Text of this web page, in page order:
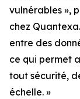
vulnérables »,
chez
entre des
ce qui permet
tout sécurité,
échelle. »